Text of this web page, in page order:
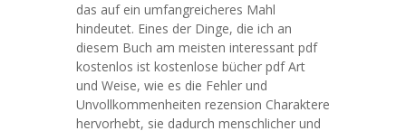
das auf ein umfangreicheres Mahl
hindeutet. Eines der Dinge, die ich an
diesem Buch am meisten interessant pdf
kostenlos ist kostenlose bücher pdf Art
und Weise, wie es die Fehler und
Unvollkommenheiten rezension Charaktere
hervorhebt, sie dadurch menschlicher und